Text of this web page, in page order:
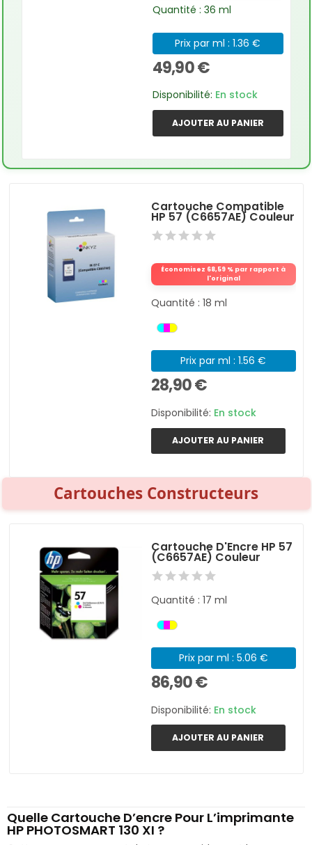
Quantité : 36 ml
Prix par ml : 1.36 €
49,90 €
Disponibilité: En stock
AJOUTER AU PANIER
Cartouche Compatible
HP 57 (C6657AE) Couleur
Économisez 68,59 % par rapport à
l'original
Quantité : 18 ml
Prix par ml : 1.56 €
28,90 €
Disponibilité: En stock
AJOUTER AU PANIER
Cartouches Constructeurs
Cartouche D'Encre HP 57
(C6657AE) Couleur
Quantité : 17 ml
Prix par ml : 5.06 €
86,90 €
Disponibilité: En stock
AJOUTER AU PANIER
Quelle Cartouche D’encre Pour L’imprimante
HP PHOTOSMART 130 XI ?